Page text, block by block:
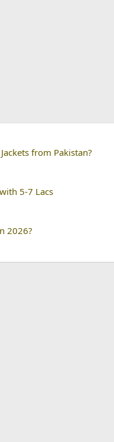
from Pakistan?
5-7 Lacs
2026?